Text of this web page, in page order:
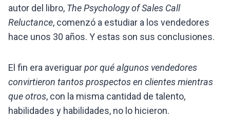
autor del libro, The Psychology of Sales Call
Reluctance, comenzó a estudiar a los vendedores
hace unos 30 años. Y estas son sus conclusiones.
El fin era averiguarpor qué algunos vendedores
convirtieron tantos prospectos en clientes mientras
que otros, con la misma cantidad de talento,
habilidades y habilidades, no lo hicieron.